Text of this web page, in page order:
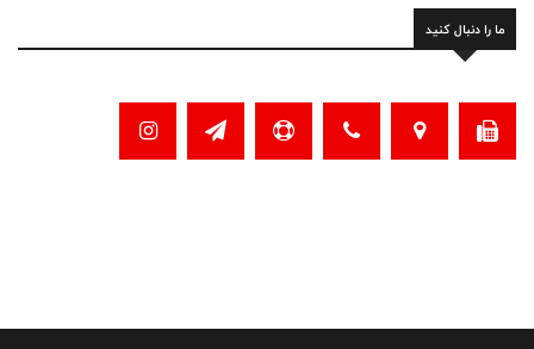
ما را دنبال کنید